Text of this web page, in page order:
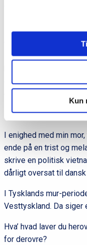
Kun
Have fokus på,
samspil og
flygtningene og dem
sikker på, at der er en
båd som min mor. En
der er på flugt fra krig
I enighed med min
ende på en trist og
skrive en politisk
dårligt oversat til
I Tysklands mur-
Vesttyskland. Da siger
Hva’ hvad laver du
for derovre?